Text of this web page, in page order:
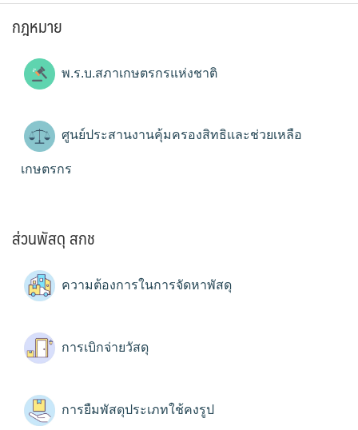
กฎหมาย
พ.ร.บ.สภาเกษตรกรแห่งชาติ
ศูนย์ประสานงานคุ้มครองสิทธิและช่วยเหลือ
เกษตรกร
ส่วนพัสดุ สกช
ความต้องการในการจัดหาพัสดุ
การเบิกจ่ายวัสดุ
การยืมพัสดุประเภทใช้คงรูป